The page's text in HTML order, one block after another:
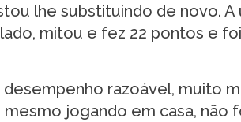
lhe substituindo de novo. A
mitou e fez 22 pontos e
razoável, muito
jogando em casa, não